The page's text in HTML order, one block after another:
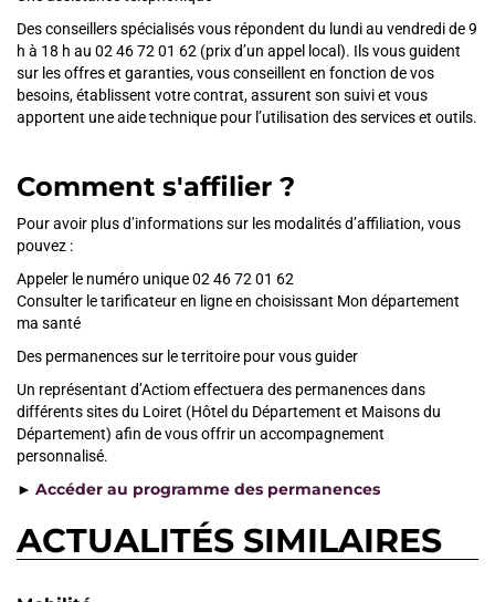
Des conseillers spécialisés vous répondent du lundi au vendredi de 9
h à 18 h au 02 46 72 01 62 (prix d’un appel local). Ils vous guident
sur les offres et garanties, vous conseillent en fonction de vos
besoins, établissent votre contrat, assurent son suivi et vous
apportent une aide technique pour l’utilisation des services et outils.
Comment s'affilier ?
Pour avoir plus d’informations sur les modalités d’affiliation, vous
pouvez :
Appeler le numéro unique 02 46 72 01 62
Consulter le tarificateur en ligne en choisissant Mon département
ma santé
Des permanences sur le territoire pour vous guider
Un représentant d’Actiom effectuera des permanences dans
différents sites du Loiret (Hôtel du Département et Maisons du
Département) afin de vous offrir un accompagnement
personnalisé.
► Accéder au programme des permanences
ACTUALITÉS SIMILAIRES